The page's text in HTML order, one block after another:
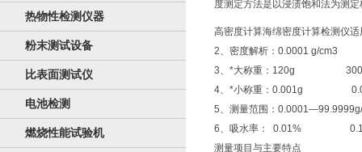
热物性检测仪器
粉末测试设备
比表面测试仪
电池检测
燃烧性能试验机
度测定方法是以浸渍饱和法为测
高密度计算海绵密度计算检测仪
2、密度解析：0.0001
3、*大称重：
4、*小称重：
5、测量范围：
6、吸水率： 0.01%
测量项目与主要特点